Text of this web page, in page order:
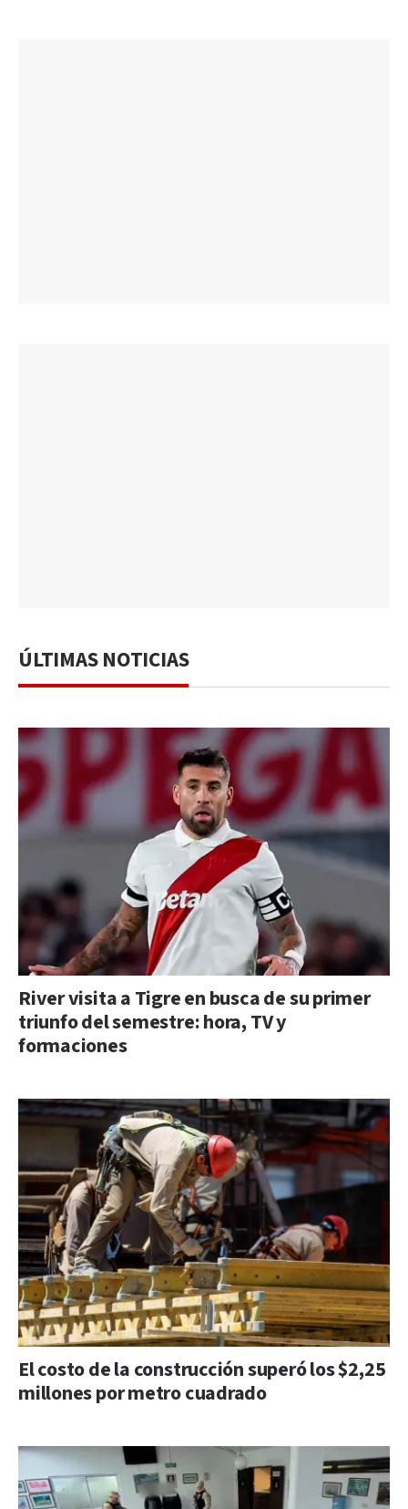
ÚLTIMAS NOTICIAS
River visita a Tigre en busca de su primer
triunfo del semestre: hora, TV y
formaciones
El costo de la construcción superó los $2,25
millones por metro cuadrado